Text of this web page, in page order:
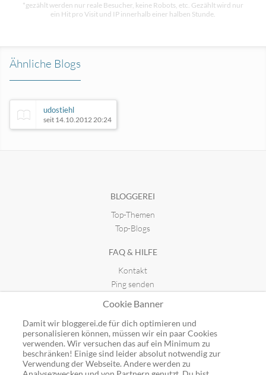
*gezählt werden nur reale Besucher, keine Robots, etc. Gezählt wird nur
ein Hit pro Visit und IP innerhalb einer halben Stunde.
Ähnliche Blogs
udostiehl
seit 14.10.2012 20:24
BLOGGEREI
Top-Themen
Top-Blogs
FAQ & HILFE
Kontakt
Ping senden
GUTSCHEINE
Top-Gutscheine
Alle Shops
Cookie Banner
Damit wir bloggerei.de für dich optimieren und
personalisieren können, müssen wir ein paar Cookies
verwenden. Wir versuchen das auf ein Minimum zu
beschränken! Einige sind leider absolut notwendig zur
Verwendung der Webseite. Andere werden zu